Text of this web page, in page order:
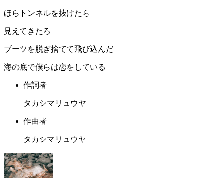
ほらトンネルを抜けたら
見えてきたろ
ブーツを脱ぎ捨てて飛び込んだ
海の底で僕らは恋をしている
作詞者
タカシマリュウヤ
作曲者
タカシマリュウヤ